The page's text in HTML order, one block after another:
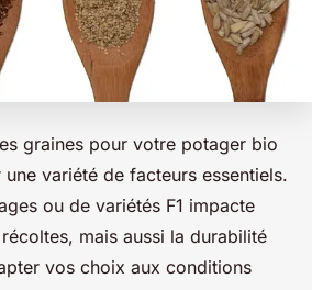
graines pour votre potager bio
une variété de facteurs essentiels.
ou de variétés F1 impacte
mais aussi la durabilité
vos choix aux conditions